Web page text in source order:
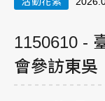
1150610 -
會參訪東吳